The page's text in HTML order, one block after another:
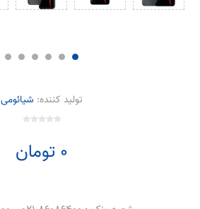
تولید کننده: شیائومی
0 تومان